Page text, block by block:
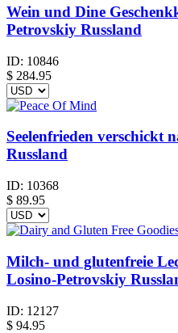
Wein und Dine
Petrovskiy Russland
ID: 10846
$ 284.95
Seelenfrieden verschickt
Russland
ID: 10368
$ 89.95
Milch- und glutenfreie
Losino-Petrovskiy
ID: 12127
$ 94.95